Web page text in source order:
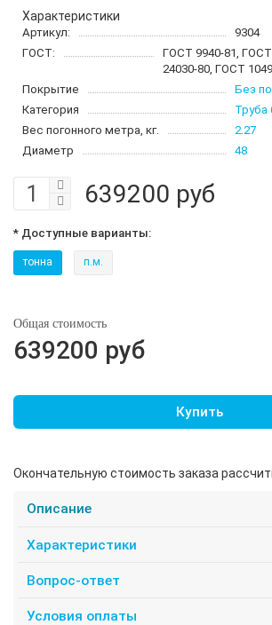
Характеристики
Артикул:
9304
ГОСТ:
ГОСТ 9940-81,
24030-80, ГОСТ
Покрытие
Без
Категория
Труба
Вес погонного метра, кг.
2.27
Диаметр
48
639200 руб
* Доступные варианты:
тонна п.м.
Общая стоимость
639200 руб
Купить
Окончательную стоимость заказа
Описание
Характеристики
Вопрос-ответ
Условия оплаты